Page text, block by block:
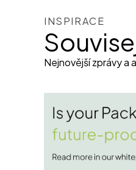
INSPIRACE
Nejnovější zprávy a